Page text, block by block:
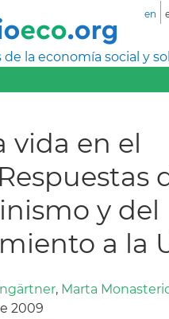
la economía social y
en
vida en el
y del
a la
, Marta
2009